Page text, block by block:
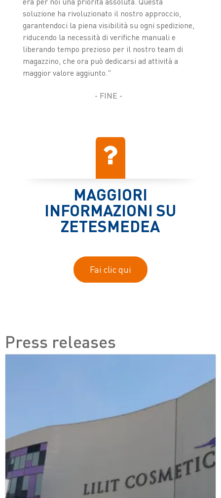
soluzione ha rivoluzionato il nostro approccio,
garantendoci la piena visibilità su ogni spedizione,
riducendo la necessità di verifiche manuali e
liberando tempo prezioso per il nostro team di
magazzino, che ora può dedicarsi ad attività a
maggior valore aggiunto."
- FINE -
MAGGIORI
INFORMAZIONI SU
ZETESMEDEA
Fai clic qui
Press releases